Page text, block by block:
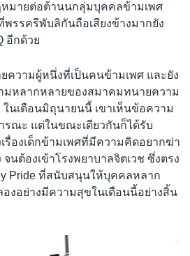
มายต่อต้านนกลุ่มบุคคลข้ามเพศ
พรรครีพับลิกันถือเสียงข้างมากยัง
อีกด้วย
ยความผู้หนึ่งที่เป็นคนข้ามเพศ และยัง
มหลากหลายของสมาคมทนายความ
ในเดือนมิถุนายนนี้ เขาเห็นข้อความ
ารณะ แต่ในขณะเดียวกันก็ได้รับ
รื่องเด็กข้ามเพศที่มีความคิดอยากฆ่า
นต้องเข้าโรงพยาบาลจิตเวช ซึ่งตรง
Pride ที่สนับสนุนให้บุคคลหลาก
องอย่างมีความสุขในเดือนนี้อย่างสิ้น